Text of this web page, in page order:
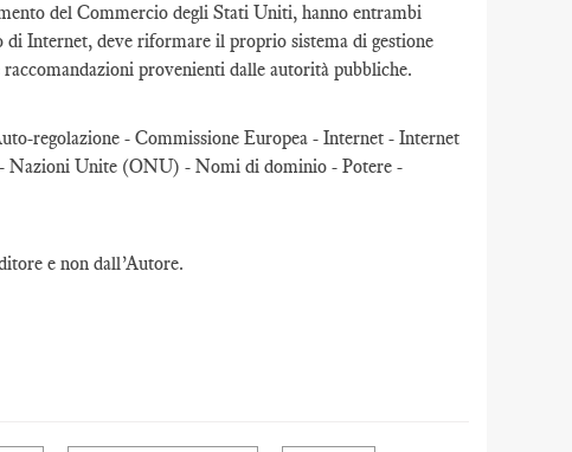
del Commercio degli Stati Uniti, hanno entrambi
Internet, deve riformare il proprio sistema di gestione
provenienti dalle autorità pubbliche.
regolazione - Commissione Europea - Internet - Internet
Unite (ONU) - Nomi di dominio - Potere -
e non dall’Autore.